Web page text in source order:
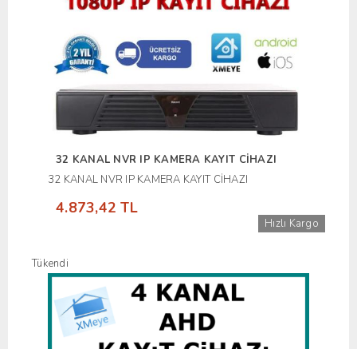
32 KANAL NVR IP KAMERA KAYIT CİHAZI
32 KANAL NVR IP KAMERA KAYIT CİHAZI
4.873,42 TL
Hızlı Kargo
Tükendi